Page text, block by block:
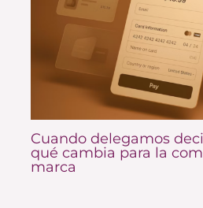
Cuando delegamos
qué cambia para la
marca